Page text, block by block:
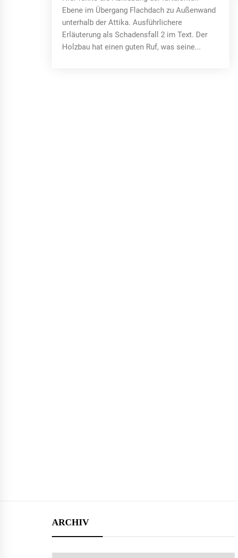
Ebene im Übergang Flachdach zu Außenwand
unterhalb der Attika. Ausführlichere
Erläuterung als Schadensfall 2 im Text. Der
Holzbau hat einen guten Ruf, was seine...
ARCHIV